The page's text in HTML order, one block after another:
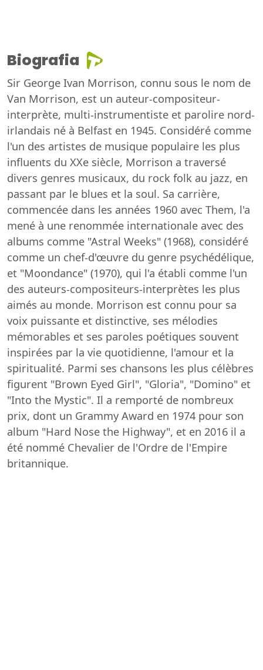
Biografia
Sir George Ivan Morrison, connu sous le nom de
Van Morrison, est un auteur-compositeur-
interprète, multi-instrumentiste et parolire nord-
irlandais né à Belfast en 1945. Considéré comme
l'un des artistes de musique populaire les plus
influents du XXe siècle, Morrison a traversé
divers genres musicaux, du rock folk au jazz, en
passant par le blues et la soul. Sa carrière,
commencée dans les années 1960 avec Them, l'a
mené à une renommée internationale avec des
albums comme "Astral Weeks" (1968), considéré
comme un chef-d'œuvre du genre psychédélique,
et "Moondance" (1970), qui l'a établi comme l'un
des auteurs-compositeurs-interprètes les plus
aimés au monde. Morrison est connu pour sa
voix puissante et distinctive, ses mélodies
mémorables et ses paroles poétiques souvent
inspirées par la vie quotidienne, l'amour et la
spiritualité. Parmi ses chansons les plus célèbres
figurent "Brown Eyed Girl", "Gloria", "Domino" et
"Into the Mystic". Il a remporté de nombreux
prix, dont un Grammy Award en 1974 pour son
album "Hard Nose the Highway", et en 2016 il a
été nommé Chevalier de l'Ordre de l'Empire
britannique.